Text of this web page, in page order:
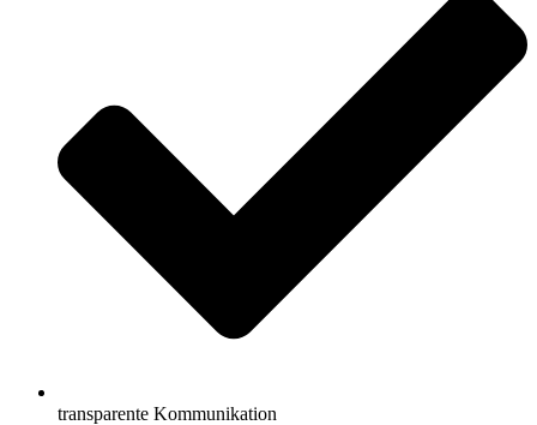
transparente Kommunikation